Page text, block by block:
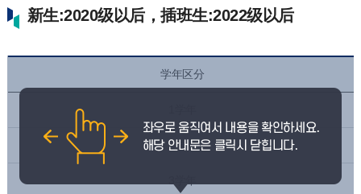
新生:2020级以后，插班生:2022级以后
学年区分
2学年